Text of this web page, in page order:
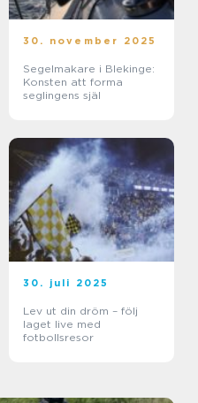
30. november 2025
Segelmakare i Blekinge:
Konsten att forma
seglingens själ
30. juli 2025
Lev ut din dröm – följ
laget live med
fotbollsresor